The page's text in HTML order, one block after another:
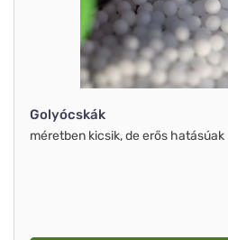
Golyócskák
méretben kicsik, de erős hatásúak